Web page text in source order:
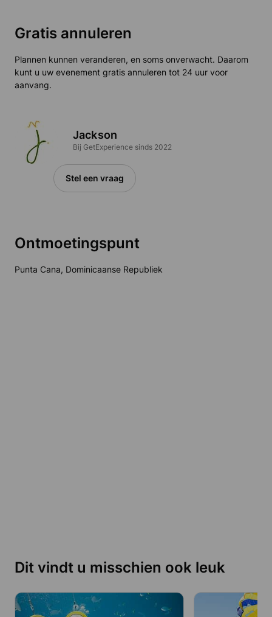
Gratis annuleren
Plannen kunnen veranderen, en soms onverwacht. Daarom
kunt u uw evenement gratis annuleren tot 24 uur voor
aanvang.
Jackson
Bij GetExperience sinds 2022
Stel een vraag
Ontmoetingspunt
Punta Cana, Dominicaanse Republiek
Dit vindt u misschien ook leuk